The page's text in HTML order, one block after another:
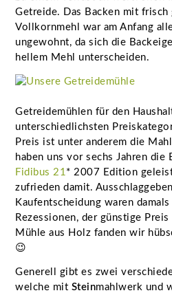
Getreide. Das Backen mit frisch
Vollkornmehl war am Anfang
ungewohnt, da sich die
hellem Mehl unterscheiden.
Getreidemühlen für den
unterschiedlichsten
Preis ist unter anderem die
haben uns vor sechs Jahren die
Fidibus 21* 2007 Edition
zufrieden damit.
Kaufentscheidung waren
Rezessionen, der günstige
Mühle aus Holz fanden wir
😉
Generell gibt es zwei
welche mit Steinmahlwerk und